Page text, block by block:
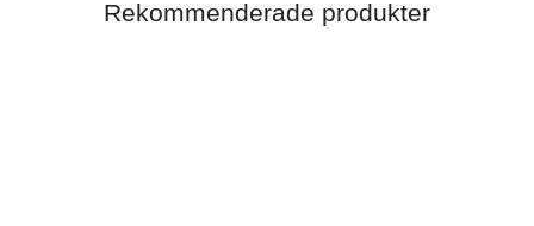
Rekommenderade produkter